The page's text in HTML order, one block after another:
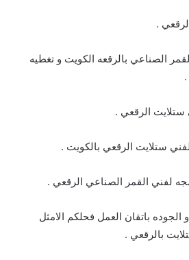
.
الصناعي بالرقعه الكويت و تغطيه
ستلايت الرقعي .
ستلايت الرقعي بالكويت .
لفني القمر الصناعي الرقعي .
باتقان العمل فحلكم الامثل
بالرقعي .